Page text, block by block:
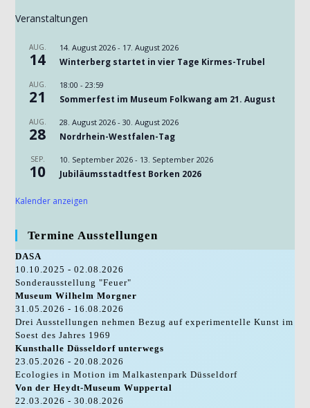
Veranstaltungen
AUG.
14
14. August 2026 - 17. August 2026
Winterberg startet in vier Tage Kirmes-Trubel
AUG.
21
18:00 -23:59
Sommerfest im Museum Folkwang am 21. August
AUG.
28
28. August 2026 -30. August 2026
Nordrhein-Westfalen-Tag
SEP.
10
10. September 2026 - 13. September 2026
Jubiläumsstadtfest Borken 2026
Kalender anzeigen
Termine Ausstellungen
DASA
10.10.2025 - 02.08.2026
Sonderausstellung "Feuer"
Museum Wilhelm Morgner
31.05.2026 - 16.08.2026
Drei Ausstellungen nehmen Bezug auf experimentelle Kunst im
Soest des Jahres 1969
Kunsthalle Düsseldorf unterwegs
23.05.2026 - 20.08.2026
Ecologies in Motion im Malkastenpark Düsseldorf
Von der Heydt-Museum Wuppertal
22.03.2026 - 30.08.2026